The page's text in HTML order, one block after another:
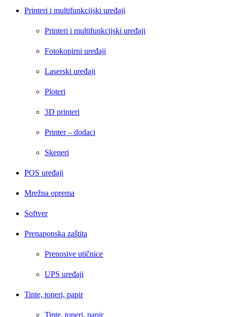
Printeri i multifunkcijski uređaji
Printeri i multifunkcijski uređaji
Fotokopirni uređaji
Laserski uređaji
Ploteri
3D printeri
Printer – dodaci
Skeneri
POS uređaji
Mrežna oprema
Softver
Prenaponska zaštita
Prenosive utičnice
UPS uređaji
Tinte, toneri, papir
Tinte, toneri, papir